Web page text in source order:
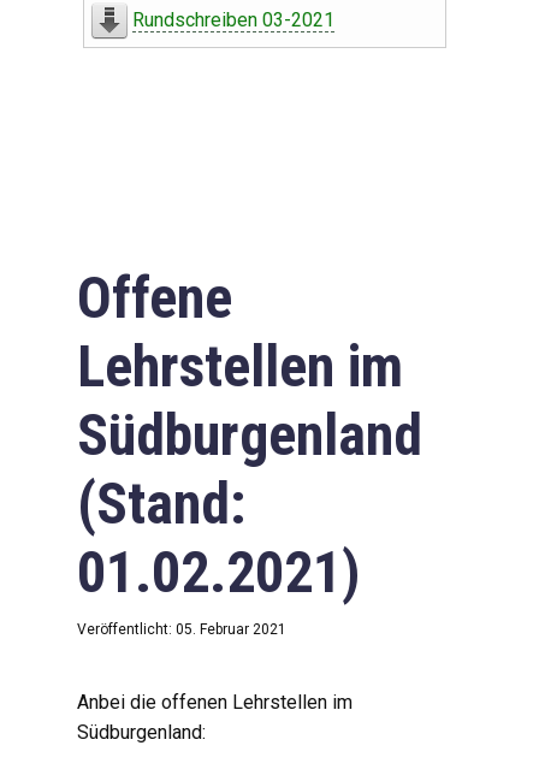
Rundschreiben 03-2021
Offene
Lehrstellen im
Südburgenland
(Stand:
01.02.2021)
Veröffentlicht: 05. Februar 2021
Anbei die offenen Lehrstellen im
Südburgenland: